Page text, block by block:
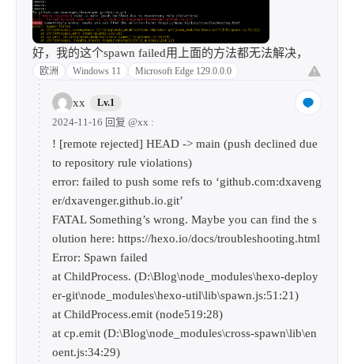
好，我的这个spawn failed用上面的方法都无法解决，
欧洲 Windows 11 Microsoft Edge 129.0.0.0
xx Lv.1
2024-11-16 回复 @xx :
! [remote rejected] HEAD -> main (push declined due
to repository rule violations)
error: failed to push some refs to ‘github.com:dxaveng
er/dxavenger.github.io.git’
FATAL Something’s wrong. Maybe you can find the s
olution here: https://hexo.io/docs/troubleshooting.html
Error: Spawn failed
at ChildProcess. (D:\Blog\node_modules\hexo-deploy
er-git\node_modules\hexo-util\lib\spawn.js:51:21)
at ChildProcess.emit (node519:28)
at cp.emit (D:\Blog\node_modules\cross-spawn\lib\en
oent.js:34:29)